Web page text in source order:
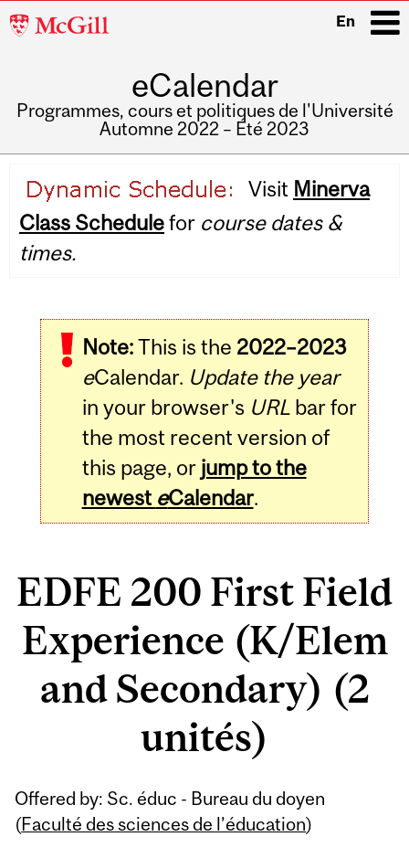
McGill
En
eCalendar
Programmes, cours et politiques de l'Université
Automne 2022 – Été 2023
navigation
Visit Minerva
Class Schedulefor course dates &
times.
Note:This is the 2022–2023
eCalendar. Update the year
in your browser's URLbar for
the most recent version of
this page, or jump to the
newest eCalendar.
EDFE 200 First Field
Experience (K/Elem
and Secondary) (2
unités)
Offered by: Sc. éduc - Bureau du doyen
(Faculté des sciences de l’éducation)
Related
Content